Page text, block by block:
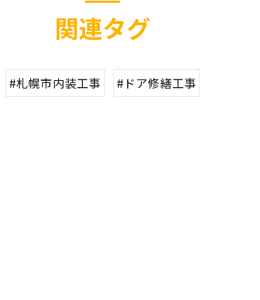
関連タグ
#札幌市内装工事 #ドア修繕工事